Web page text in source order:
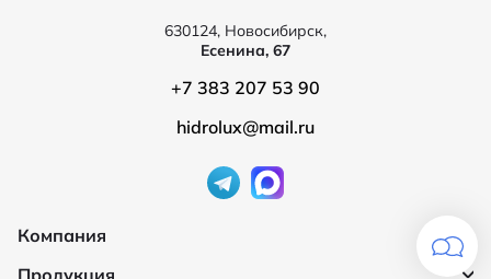
Компания
Продукция
630124, Новосибирск,
Есенина, 67
+7 383 207 53 90
hidrolux@mail.ru